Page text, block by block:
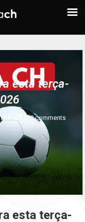
esta terça-
0 comments
esta terça-